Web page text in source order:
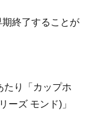
終了することが
たり「カップホ
ーズ モンド)」